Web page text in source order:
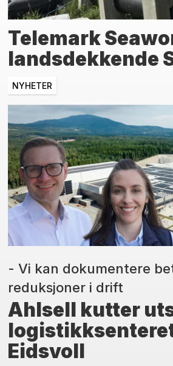
Telemark
landsdekkende
NYHETER
- Vi kan dokumentere
reduksjoner i drift
Ahlsell kutter
Eidsvoll